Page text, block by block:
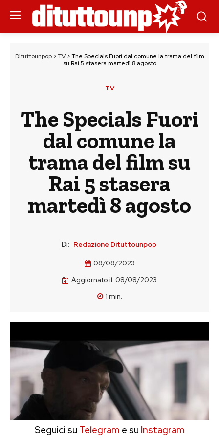
Dituttounpop> TV> The Specials Fuori dal comune la trama del film
su Rai 5 stasera martedì 8 agosto
TV
The Specials Fuori
dal comune la
trama del film su
Rai 5 stasera
martedì 8 agosto
Di: Redazione Dituttounpop
08/08/2023
Aggiornato il: 08/08/2023
1 min.
Seguici su Telegram e su Instagram